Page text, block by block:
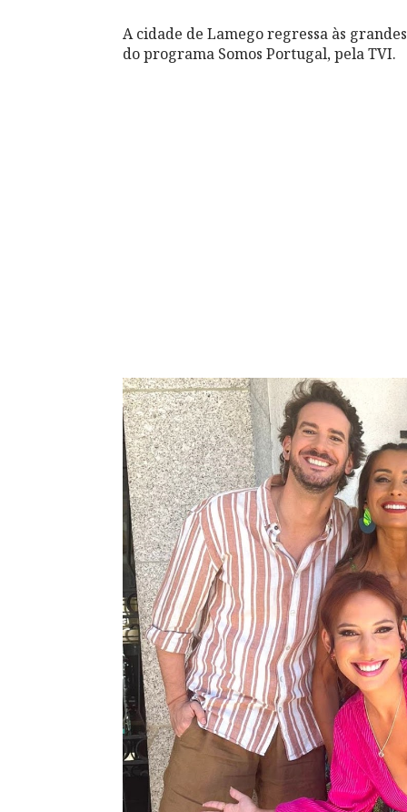
A cidade de Lamego regressa às
do programa Somos Portugal, pela TVI.